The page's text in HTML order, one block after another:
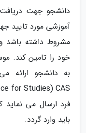
دانشجو جهت
آموزشی مورد تایید
مشروط داشته باشد
خود را تامین کند.
به دانشجو ارائه
فرد ارسال می نماید
باید وارد گردد.